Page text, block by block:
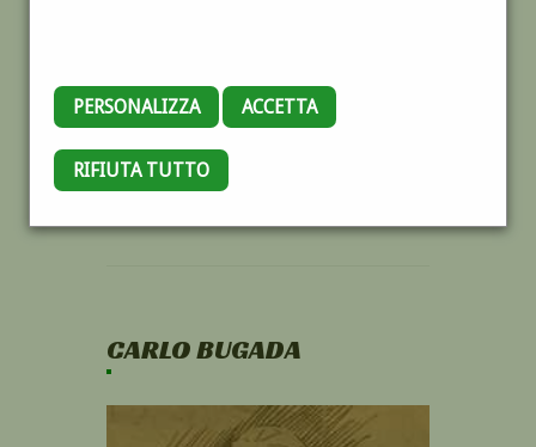
PERSONALIZZA ACCETTA
RIFIUTA TUTTO
CARLO BUGADA